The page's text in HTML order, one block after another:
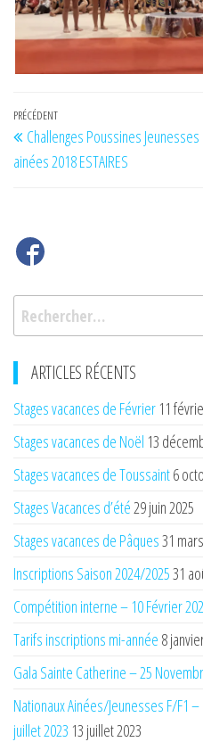
Navigation
de
l’article
Article
précédent
PRÉCÉDENT
Challenges Poussines Jeunesses
ainées 2018 ESTAIRES
Rechercher :
ARTICLES RÉCENTS
Stages vacances de Février 11
Stages vacances de Noël 13
Stages vacances de Toussaint6
Stages Vacances d’été29 juin 2025
Stages vacances de Pâques31
Inscriptions Saison 2024/202531
Compétition interne – 10 Février
Tarifs inscriptions mi-année 8
Gala Sainte Catherine – 25
Nationaux Ainées/Jeunesses F/F1
juillet 2023 13 juillet 2023